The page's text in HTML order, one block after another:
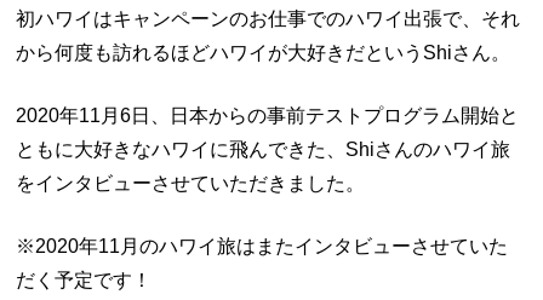
初ハワイはキャンペーンのお仕事でのハワイ出張で、それ
から何度も訪れるほどハワイが大好きだというShiさん。
2020年11月6日、日本からの事前テストプログラム開始と
ともに大好きなハワイに飛んできた、Shiさんのハワイ旅
をインタビューさせていただきました。
※2020年11月のハワイ旅はまたインタビューさせていた
だく予定です！